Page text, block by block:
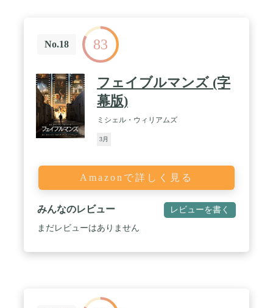
No.18 83
フェイブルマンズ (字
幕版)
ミシェル・ウィリアムズ
3月
Amazonで詳しく見る
みんなのレビュー レビューを書く
まだレビューはありません